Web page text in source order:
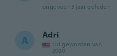
ongeveer 3 jaar geleden
A Adri
Lid geworden van
2020